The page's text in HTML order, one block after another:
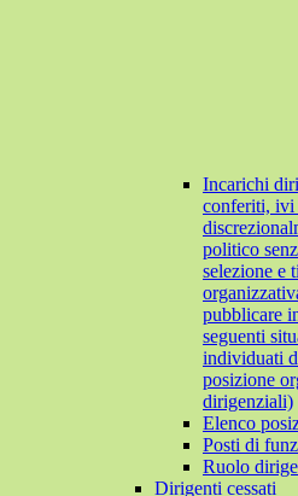
Incarichi
conferiti, ivi
politico
selezione e
pubblicare
seguenti
individuati
posizione
dirigenziali)
Elenco
Posti di
Ruolo
Dirigenti cessati